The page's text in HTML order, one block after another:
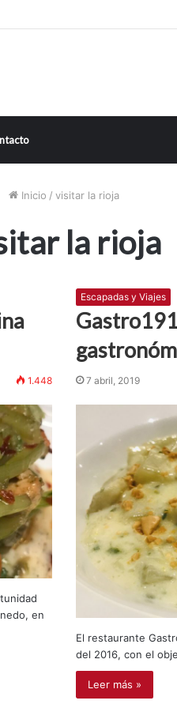
Inicio / visitar la rioja
la rioja
1.448
en
Escapadas y Viajes
7 abril, 2019
El restaurante
del 2016, con el
Leer más »